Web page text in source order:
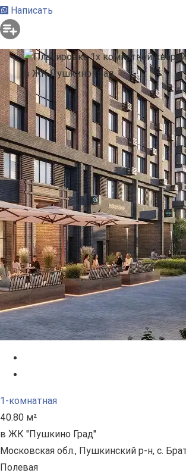
Написать
1-комнатная
40.80 м²
в ЖК "Пушкино Град"
Московская обл., Пушкинский р-н, с.
Полевая